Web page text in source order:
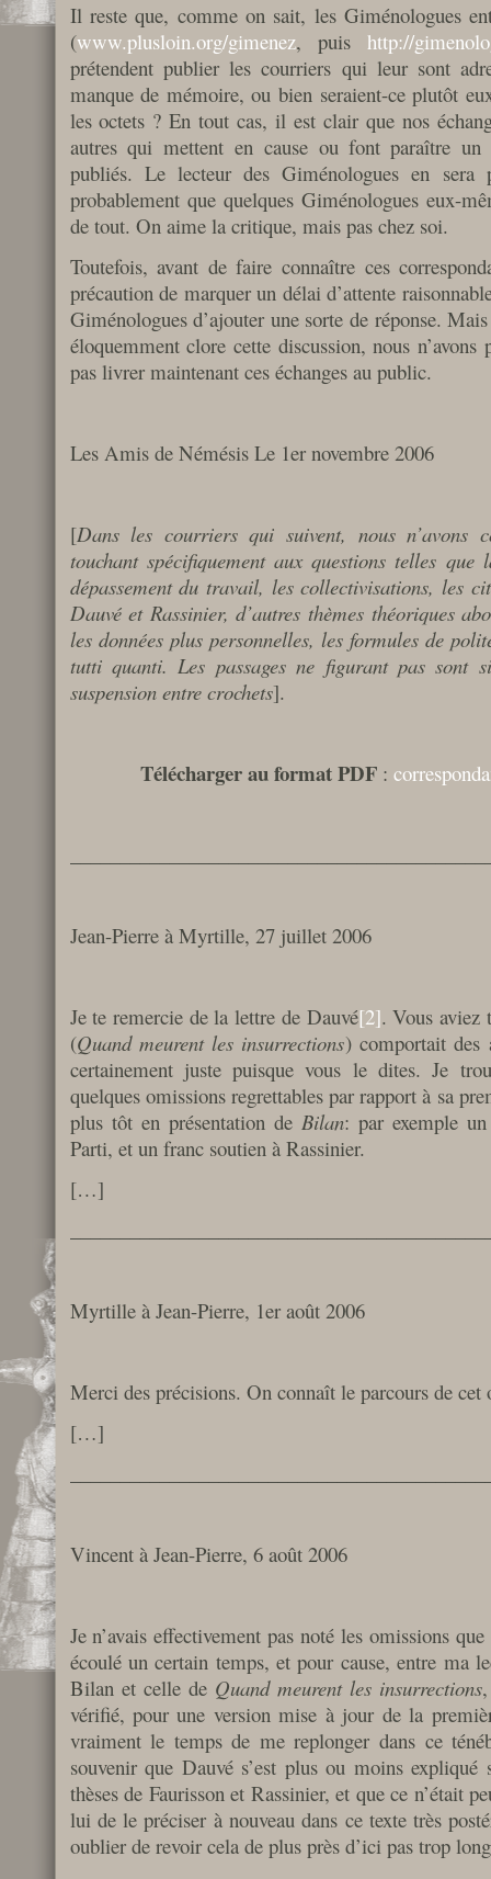
Il reste que, comme on sait, les Giménologues
(www.plusloin.org/gimenez, puis http://
prétendent publier les courriers qui leur sont
manque de mémoire, ou bien seraient-ce plutôt
les octets ? En tout cas, il est clair que nos
autres qui mettent en cause ou font paraître
publiés. Le lecteur des Giménologues en
probablement que quelques Giménologues eux-
de tout. On aime la critique, mais pas chez soi.
Toutefois, avant de faire connaître ces
précaution de marquer un délai d’attente
Giménologues d’ajouter une sorte de réponse.
éloquemment clore cette discussion, nous
pas livrer maintenant ces échanges au public.
Les Amis de Némésis Le 1er novembre 2006
[Dans les courriers qui suivent, nous n’avons
touchant spécifiquement aux questions telles
dépassement du travail, les collectivisations, les
Dauvé et Rassinier, d’autres thèmes théoriques
les données plus personnelles, les formules de
tutti quanti. Les passages ne figurant pas sont
suspension entre crochets].
Télécharger au format PDF :
Jean-Pierre à Myrtille, 27 juillet 2006
Je te remercie de la lettre de Dauvé[2]. Vous aviez
(Quand meurent les insurrections) comportait des
certainement juste puisque vous le dites. Je
quelques omissions regrettables par rapport à sa
plus tôt en présentation de Bilan: par exemple
Parti, et un franc soutien à Rassinier.
[…]
Myrtille à Jean-Pierre, 1er août 2006
Merci des précisions. On connaît le parcours de cet
[…]
Vincent à Jean-Pierre, 6 août 2006
Je n’avais effectivement pas noté les omissions
écoulé un certain temps, et pour cause, entre ma
Bilan et celle de Quand meurent les insurrections
vérifié, pour une version mise à jour de la
vraiment le temps de me replonger dans ce
souvenir que Dauvé s’est plus ou moins expliqué
thèses de Faurisson et Rassinier, et que ce n’était
lui de le préciser à nouveau dans ce texte très
oublier de revoir cela de plus près d’ici pas trop